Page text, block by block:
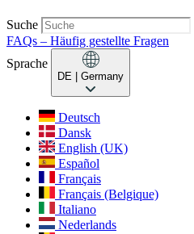
Suche
FAQs – Häufig gestellte Fragen
Sprache
DE | Germany
Deutsch
Dansk
English (UK)
Español
Français
Français (Belgique)
Italiano
Nederlands